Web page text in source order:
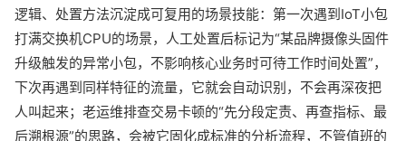
逻辑、处置方法沉淀成可复用的场景技能：第一次遇到IoT小包
打满交换机CPU的场景，人工处置后标记为“某品牌摄像头固件
升级触发的异常小包，不影响核心业务时可待工作时间处置”，
下次再遇到同样特征的流量，它就会自动识别，不会再深夜把
人叫起来；老运维排查交易卡顿的“先分段定责、再查指标、最
后溯根源”的思路，会被它固化成标准的分析流程，不管值班的